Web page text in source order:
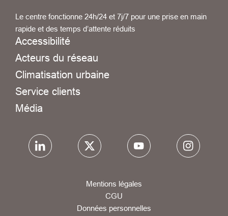
Le centre fonctionne 24h/24 et 7j/7 pour une prise en main
rapide et des temps d’attente réduits
Accessibilité
Acteurs du réseau
Climatisation urbaine
Service clients
Média
Mentions légales
CGU
Données personnelles